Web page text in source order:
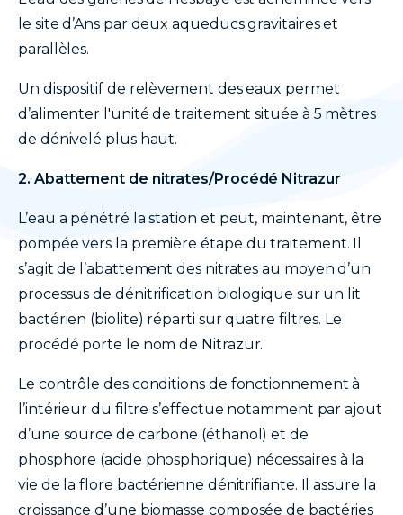
le site d’Ans par deux aqueducs gravitaires et
parallèles.
Un dispositif de relèvement des eaux permet
d’alimenter l'unité de traitement située à 5 mètres
de dénivelé plus haut.
2. Abattement de nitrates/Procédé Nitrazur
L’eau a pénétré la station et peut, maintenant, être
pompée vers la première étape du traitement. Il
s’agit de l’abattement des nitrates au moyen d’un
processus de dénitrification biologique sur un lit
bactérien (biolite) réparti sur quatre filtres. Le
procédé porte le nom de Nitrazur.
Le contrôle des conditions de fonctionnement à
l’intérieur du filtre s’effectue notamment par ajout
d’une source de carbone (éthanol) et de
phosphore (acide phosphorique) nécessaires à la
vie de la flore bactérienne dénitrifiante. Il assure la
croissance d’une biomasse composée de bactéries